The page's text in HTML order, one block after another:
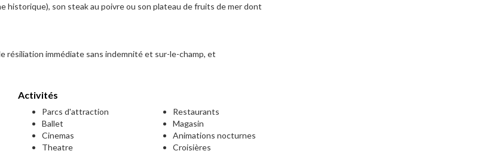
historique), son steak au poivre ou son plateau de fruits de mer dont
immédiate sans indemnité et sur-le-champ, et
Activités
Parcs d'attraction
Ballet
Cinemas
Theatre
Restaurants
Magasin
Animations nocturnes
Croisières